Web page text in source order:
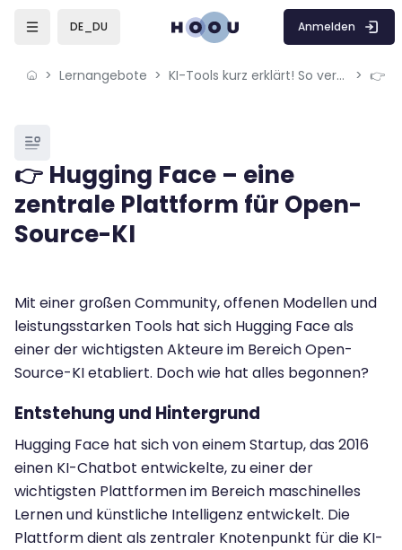
Skip to sidebar navigation menu
Skip to mobile navigation menu
Skip to sidebar hidden blocks
DE_DU Anmelden
Lernangebote KI-Tools kurz erklärt! So verwendest du ChatGPT, Leonardo.AI & Co.
Blöcke
👉 Hugging Face – eine
zentrale Plattform für Open-
Source-KI
Blöcke
Mit einer großen Community, offenen Modellen und
leistungsstarken Tools hat sich Hugging Face als
einer der wichtigsten Akteure im Bereich Open-
Source-KI etabliert. Doch wie hat alles begonnen?
Entstehung und Hintergrund
Hugging Face hat sich von einem Startup, das 2016
einen KI-Chatbot entwickelte, zu einer der
wichtigsten Plattformen im Bereich maschinelles
Lernen und künstliche Intelligenz entwickelt. Die
Plattform dient als zentraler Knotenpunkt für die KI-